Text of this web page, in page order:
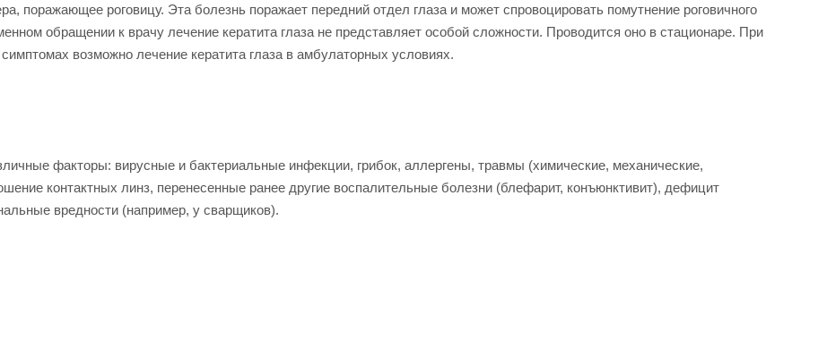
поражающее роговицу. Эта болезнь поражает передний отдел глаза и может спровоцировать помутнение роговичного
обращении к врачу лечение кератита глаза не представляет особой сложности. Проводится оно в стационаре. При
возможно лечение кератита глаза в амбулаторных условиях.
факторы: вирусные и бактериальные инфекции, грибок, аллергены, травмы (химические, механические,
контактных линз, перенесенные ранее другие воспалительные болезни (блефарит, конъюнктивит), дефицит
вредности (например, у сварщиков).